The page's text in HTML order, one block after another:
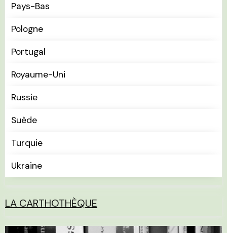
Pays-Bas
Pologne
Portugal
Royaume-Uni
Russie
Suède
Turquie
Ukraine
LA CARTHOTHÈQUE